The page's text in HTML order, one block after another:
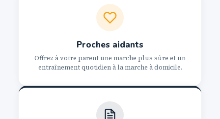
Proches aidants
Offrez à votre parent une marche plus sûre et un
entraînement quotidien à la marche à domicile.